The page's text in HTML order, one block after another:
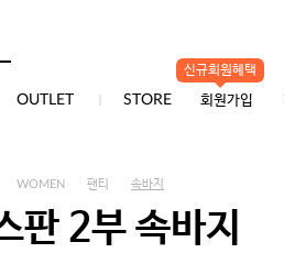
OUTLET STORE
신규회원혜택
회원가입
WOMEN 팬티 속바지
판 2부 속바지